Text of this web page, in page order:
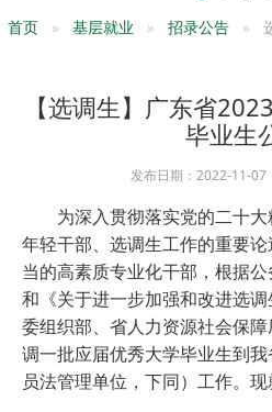
首页 基层就业 招录公告
【选调生】广东省
毕业生
发布日期：2022-11-
为深入贯彻落实党的二十
年轻干部、选调生工作的重要
当的高素质专业化干部，根据
和《关于进一步加强和改进选
委组织部、省人力资源社会保
调一批应届优秀大学毕业生到
员法管理单位，下同）工作。